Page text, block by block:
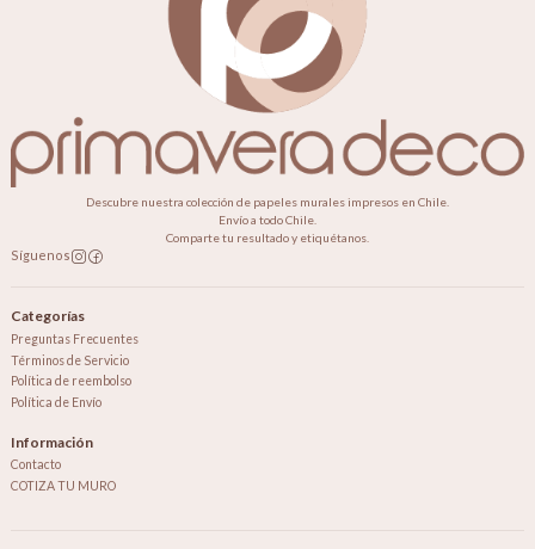
Descubre nuestra colección de papeles murales impresos en Chile.
Envío a todo Chile.
Comparte tu resultado y etiquétanos.
Síguenos
Categorías
Preguntas Frecuentes
Términos de Servicio
Política de reembolso
Política de Envío
Información
Contacto
COTIZA TU MURO